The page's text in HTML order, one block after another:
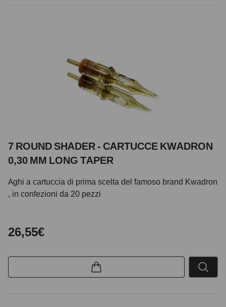
7 ROUND SHADER - CARTUCCE KWADRON
0,30 MM LONG TAPER
Aghi a cartuccia di prima scelta del famoso brand Kwadron
, in confezioni da 20 pezzi
26,55€